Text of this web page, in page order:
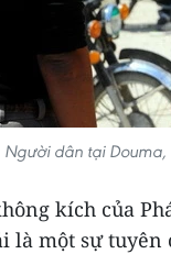
Người dân tại Douma,
kích của
là một sự